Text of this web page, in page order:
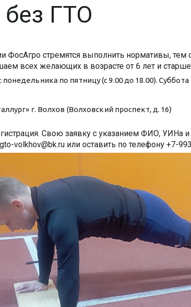
ГТО
ФосАгро стремятся выполнить нормативы,
всех желающих в возрасте от 6 лет и старше
по пятницу (с 9.00 до 18.00).
г. Волхов (Волховский проспект, д. 16)
Свою заявку с указанием ФИО, УИНа
volkhov@bk.ru или оставить по телефону +7-